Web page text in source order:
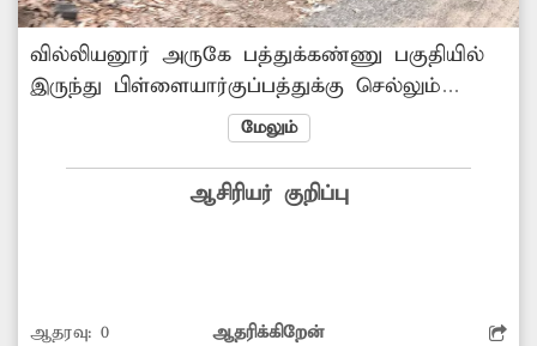
வில்லியனூர் அருகே பத்துக்கண்ணு பகுதியில்
இருந்து பிள்ளையார்குப்பத்துக்கு செல்லும்
சாலையில் ஊர் பெயர் பலகையை செடிகள்
வளர்ந்து மறைந்த நிலையில் உள்ளது. இதனை
வாகன ஓட்டிகளுக்கு தெரியும் வகையில்
சரிசெய்ய நடவடிக்கை எடுக்கவேண்டும்.
மேலும்
ஆசிரியர் குறிப்பு
ஆதரவு: 0 ஆதரிக்கிறேன்